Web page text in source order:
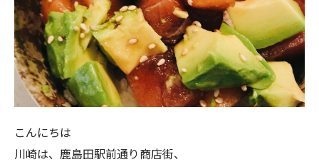
こんにちは
川崎は、鹿島田駅前通り商店街、